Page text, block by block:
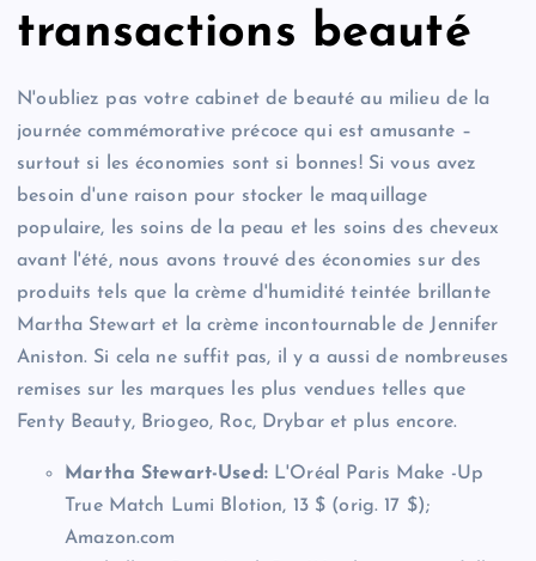
transactions beauté
N'oubliez pas votre cabinet de beauté au milieu de la
journée commémorative précoce qui est amusante –
surtout si les économies sont si bonnes! Si vous avez
besoin d'une raison pour stocker le maquillage
populaire, les soins de la peau et les soins des cheveux
avant l'été, nous avons trouvé des économies sur des
produits tels que la crème d'humidité teintée brillante
Martha Stewart et la crème incontournable de Jennifer
Aniston. Si cela ne suffit pas, il y a aussi de nombreuses
remises sur les marques les plus vendues telles que
Fenty Beauty, Briogeo, Roc, Drybar et plus encore.
Martha Stewart-Used:L'Oréal Paris Make -Up
True Match Lumi Blotion, 13 $ (orig. 17 $);
Amazon.com